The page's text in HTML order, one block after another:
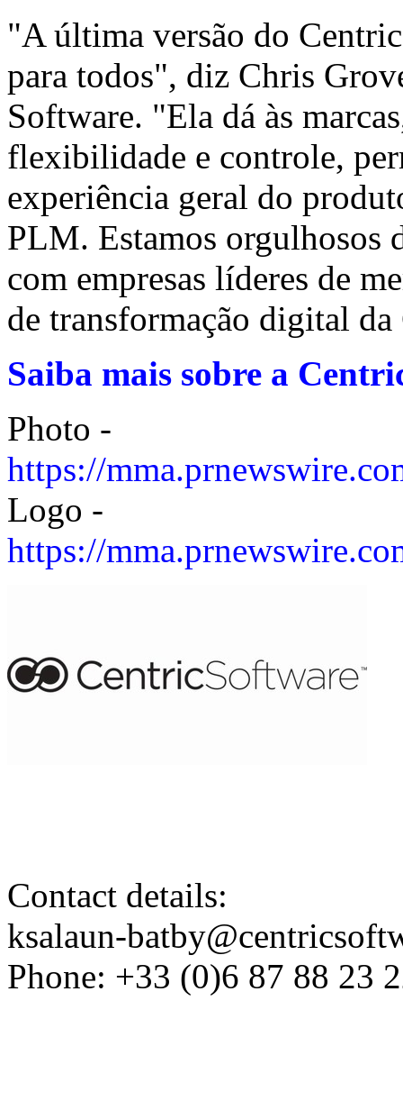
"A última versão do
para todos", diz Chris
Software. "Ela dá às
flexibilidade e controle,
experiência geral do
PLM. Estamos orgulhosos
com empresas líderes de
de transformação digital
Saiba mais sobre a
Photo -
https://
Logo -
https://
Contact details:
ksalaun-
Phone: +33 (0)6 87 88 23